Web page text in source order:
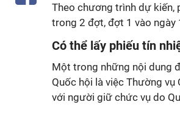
Theo chương trình dự kiến,
trong 2 đợt, đợt 1 vào
Có thể lấy phiếu tín
Một trong những nội dung
Quốc hội là việc Thường vụ
với người giữ chức vụ do